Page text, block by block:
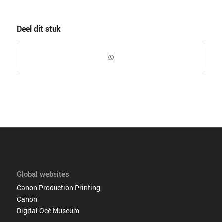
Deel dit stuk
Global websites
Canon Production Printing
Canon
Digital Océ Museum